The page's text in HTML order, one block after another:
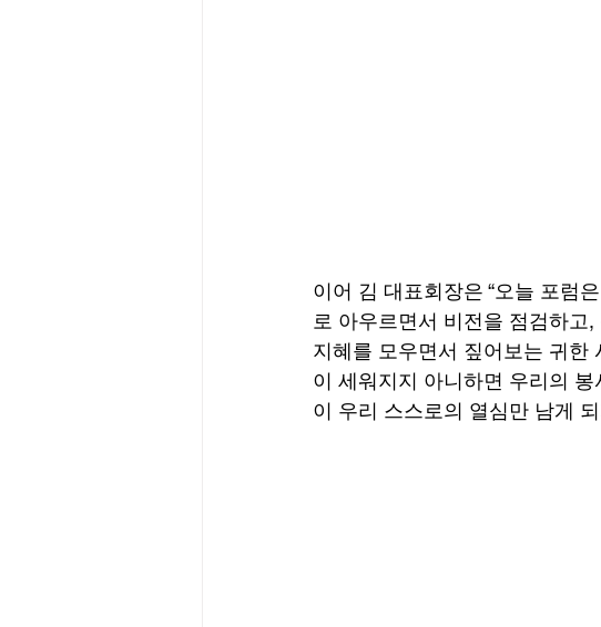
이어 김 대표회장은 “오늘 포럼
로 아우르면서 비전을 점검하고
지혜를 모우면서 짚어보는 귀한
이 세워지지 아니하면 우리의
이 우리 스스로의 열심만 남게